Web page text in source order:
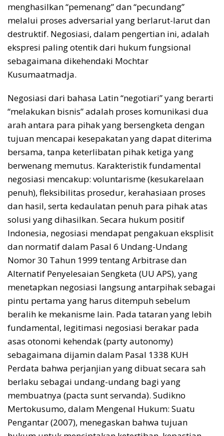
menghasilkan “pemenang” dan “pecundang”
melalui proses adversarial yang berlarut-larut dan
destruktif. Negosiasi, dalam pengertian ini, adalah
ekspresi paling otentik dari hukum fungsional
sebagaimana dikehendaki Mochtar
Kusumaatmadja.
Negosiasi dari bahasa Latin “negotiari” yang berarti
“melakukan bisnis” adalah proses komunikasi dua
arah antara para pihak yang bersengketa dengan
tujuan mencapai kesepakatan yang dapat diterima
bersama, tanpa keterlibatan pihak ketiga yang
berwenang memutus. Karakteristik fundamental
negosiasi mencakup: voluntarisme (kesukarelaan
penuh), fleksibilitas prosedur, kerahasiaan proses
dan hasil, serta kedaulatan penuh para pihak atas
solusi yang dihasilkan. Secara hukum positif
Indonesia, negosiasi mendapat pengakuan eksplisit
dan normatif dalam Pasal 6 Undang-Undang
Nomor 30 Tahun 1999 tentang Arbitrase dan
Alternatif Penyelesaian Sengketa (UU APS), yang
menetapkan negosiasi langsung antarpihak sebagai
pintu pertama yang harus ditempuh sebelum
beralih ke mekanisme lain. Pada tataran yang lebih
fundamental, legitimasi negosiasi berakar pada
asas otonomi kehendak (party autonomy)
sebagaimana dijamin dalam Pasal 1338 KUH
Perdata bahwa perjanjian yang dibuat secara sah
berlaku sebagai undang-undang bagi yang
membuatnya (pacta sunt servanda). Sudikno
Mertokusumo, dalam Mengenal Hukum: Suatu
Pengantar (2007), menegaskan bahwa tujuan